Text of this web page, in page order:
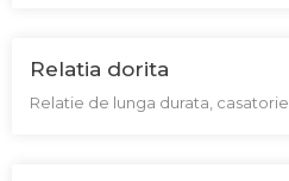
Relatia dorita
Relatie de lunga durata, casatorie